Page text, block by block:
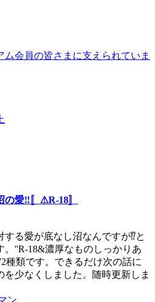
会員の皆さまに支えられていま
の愛‼️〚⚠R-18〛
する愛が底なし沼なんですが⁉️と
。''R-18&濃厚なものしっかりあ
種類です。できるだけ次の話に
を少なくしました。随時更新しま
ン